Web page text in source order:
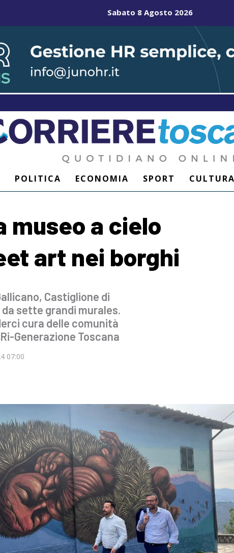
Sabato 8 Agosto 2026
POLITICA ECONOMIA SPORT
museo a cielo
art nei borghi
Castiglione di
sette grandi murales.
cura delle comunità
Generazione Toscana
07:00